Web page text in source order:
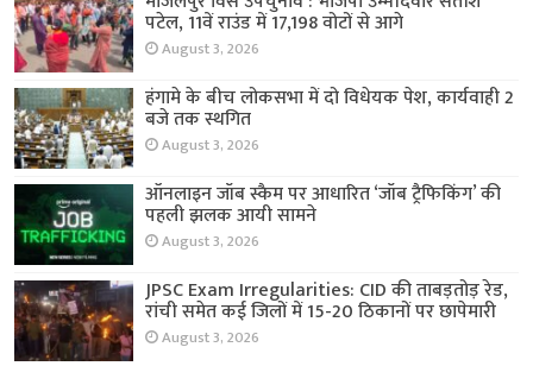
पटेल, 11वें राउंड में 17,198 वोटों से आगे
August 3, 2026
हंगामे के बीच लोकसभा में दो विधेयक पेश, कार्यवाही 2
बजे तक स्थगित
August 3, 2026
ऑनलाइन जॉब स्कैम पर आधारित ‘जॉब ट्रैफिकिंग’ की
पहली झलक आयी सामने
August 3, 2026
JPSC Exam Irregularities: CID की ताबड़तोड़ रेड,
रांची समेत कई जिलों में 15-20 ठिकानों पर छापेमारी
August 3, 2026